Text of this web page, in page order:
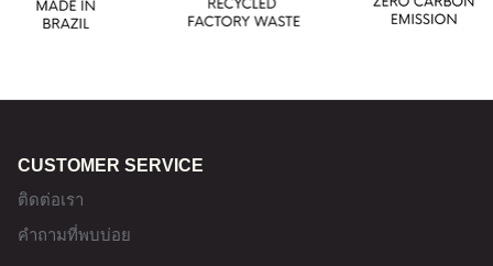
CUSTOMER SERVICE
ติดต่อเรา
คำถามที่พบบ่อย